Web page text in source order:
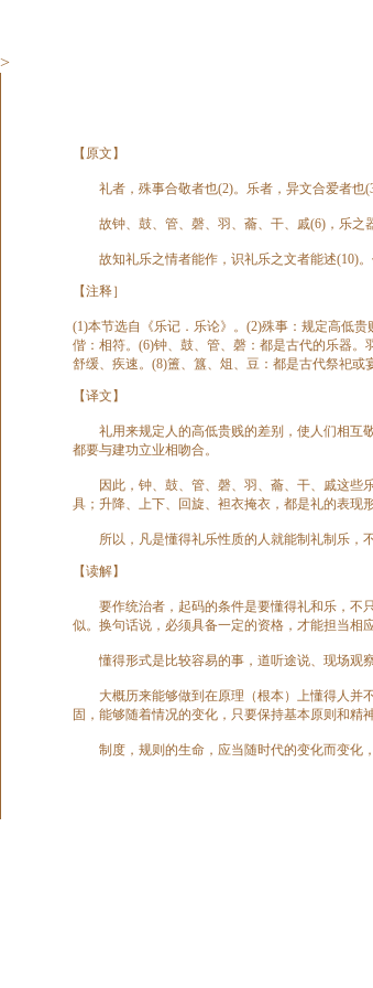
>
【原文】
礼者，殊事合敬者也(2)。乐者，异文合爱者也
故钟、鼓、管、磬、羽、蘥、干、戚(6)，乐之器
故知礼乐之情者能作，识礼乐之文者能述(10)。
【注释］
(1)本节选自《乐记．乐论》。(2)殊事：规定高低
偕：相符。(6)钟、鼓、管、磬：都是古代的乐器
舒缓、疾速。(8)簠、簋、俎、豆：都是古代祭祀或
【译文】
礼用来规定人的高低贵贱的差别，使人们相互敬
都要与建功立业相吻合。
因此，钟、鼓、管、磬、羽、蘥、干、戚这些乐
具；升降、上下、回旋、袒衣掩衣，都是礼的表现形
所以，凡是懂得礼乐性质的人就能制礼制乐，不
【读解】
要作统治者，起码的条件是要懂得礼和乐，不
似。换句话说，必须具备一定的资格，才能担当相
懂得形式是比较容易的事，道听途说、现场观察
大概历来能够做到在原理（根本）上懂得人并不
固，能够随着情况的变化，只要保持基本原则和精
制度，规则的生命，应当随时代的变化而变化，